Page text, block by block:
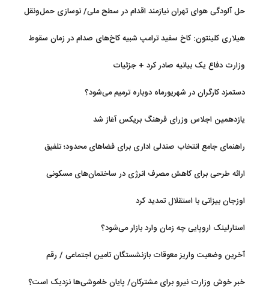
حل آلودگی هوای تهران نیازمند اقدام در سطح ملی/ نوسازی حمل‌ونقل
هیلاری کلینتون: کاخ سفید ترامپ شبیه کاخ‌های صدام در زمان سقوط
وزارت دفاع یک بیانیه صادر کرد + جزئیات
دستمزد کارگران در شهریورماه دوباره ترمیم می‌شود؟
یازدهمین اجلاس وزرای فرهنگ بریکس آغاز شد
راهنمای جامع انتخاب صندلی اداری برای فضاهای محدود؛ تلفیق
ارائه طرحی برای کاهش مصرف انرژی در ساختمان‌های مسکونی
اوزجان بیزاتی با استقلال تمدید کرد
استارلینک اروپایی چه زمان وارد بازار می‌شود؟
آخرین وضعیت واریز معوقات بازنشستگان تامین اجتماعی / رقم
خبر خوش وزارت نیرو برای مشترکان/ پایان خاموشی‌ها نزدیک است؟